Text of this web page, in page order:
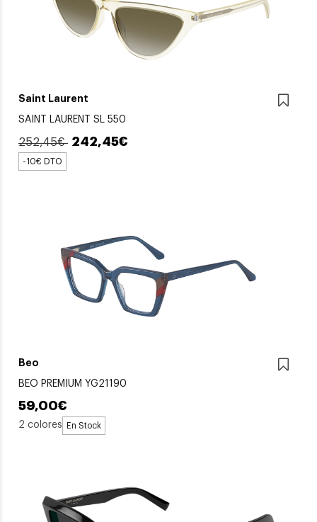
Saint Laurent
SAINT LAURENT SL 550
252,45€ 242,45€
-10€ DTO
Beo
BEO PREMIUM YG21190
59,00€
2 colores En Stock